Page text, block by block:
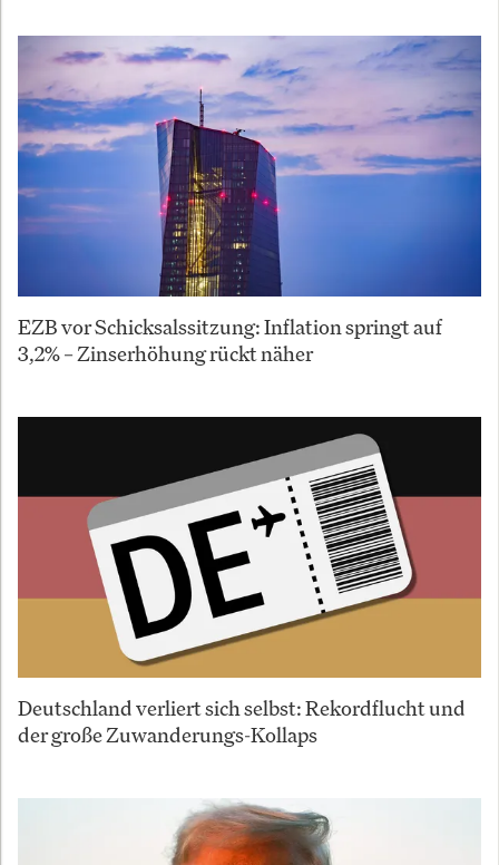
EZB vor Schicksalssitzung: Inflation springt auf
3,2% – Zinserhöhung rückt näher
Deutschland verliert sich selbst: Rekordflucht und
der große Zuwanderungs-Kollaps